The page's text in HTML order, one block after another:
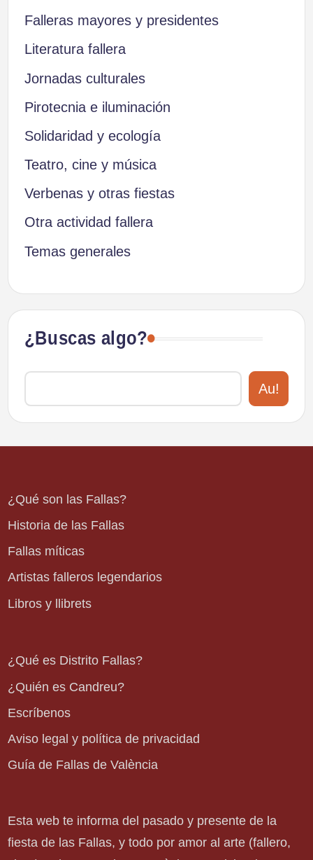
Falleras mayores y presidentes
Literatura fallera
Jornadas culturales
Pirotecnia e iluminación
Solidaridad y ecología
Teatro, cine y música
Verbenas y otras fiestas
Otra actividad fallera
Temas generales
¿Buscas algo?
Au!
¿Qué son las Fallas?
Historia de las Fallas
Fallas míticas
Artistas falleros legendarios
Libros y llibrets
¿Qué es Distrito Fallas?
¿Quién es Candreu?
Escríbenos
Aviso legal y política de privacidad
Guía de Fallas de València
Esta web te informa del pasado y presente de la
fiesta de las Fallas, y todo por amor al arte (fallero,